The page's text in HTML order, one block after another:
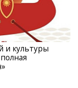
и культуры